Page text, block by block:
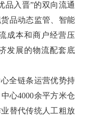
品入晋”的双向流通
品动态监管、智能
成本和商户经营压
发展的物流配套底
全链条运营优势持
心4000余平方米仓
替代传统人工粗放